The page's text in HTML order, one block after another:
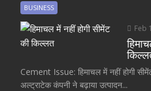
BUSINESS
Feb
Cement Issue: हिमाचल में नहीं होगी
अल्ट्राटेक कंपनी ने बढ़ाया उत्पादन...